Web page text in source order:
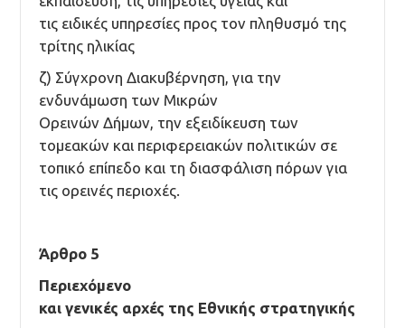
τις ειδικές υπηρεσίες προς τον πληθυσμό της
τρίτης ηλικίας
ζ) Σύγχρονη Διακυβέρνηση, για την
ενδυνάμωση των Μικρών
Ορεινών Δήμων, την εξειδίκευση των
τομεακών και περιφερειακών πολιτικών σε
τοπικό επίπεδο και τη διασφάλιση πόρων για
τις ορεινές περιοχές.
Άρθρο 5
Περιεχόμενο
και γενικές αρχές της Εθνικής στρατηγικής